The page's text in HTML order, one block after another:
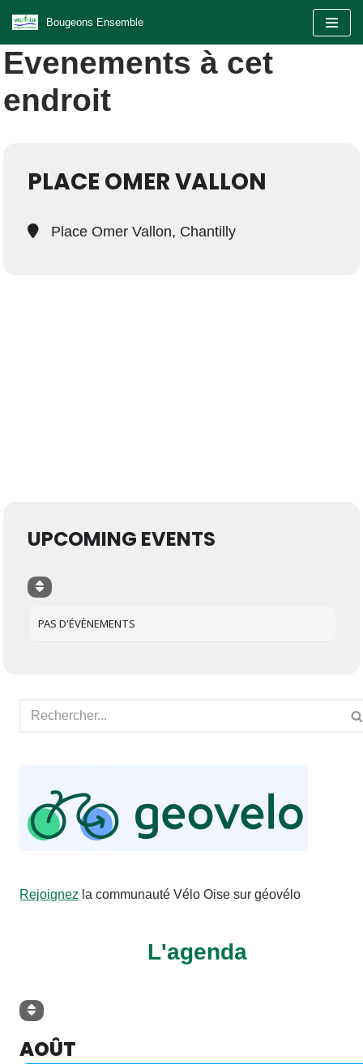
Aller
au
contenu
Bougeons Ensemble
Evenements à cet
endroit
PLACE OMER VALLON
Place Omer Vallon, Chantilly
UPCOMING EVENTS
PAS D'ÉVÈNEMENTS
Rejoignez la communauté Vélo Oise sur géovélo
L'agenda
AOÛT